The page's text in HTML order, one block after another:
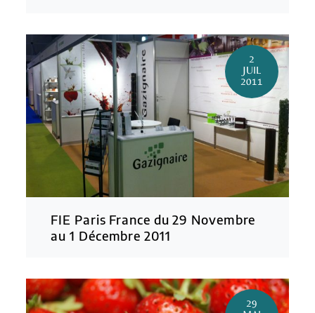
2
JUIL
2011
FIE Paris France du 29 Novembre
au 1 Décembre 2011
29